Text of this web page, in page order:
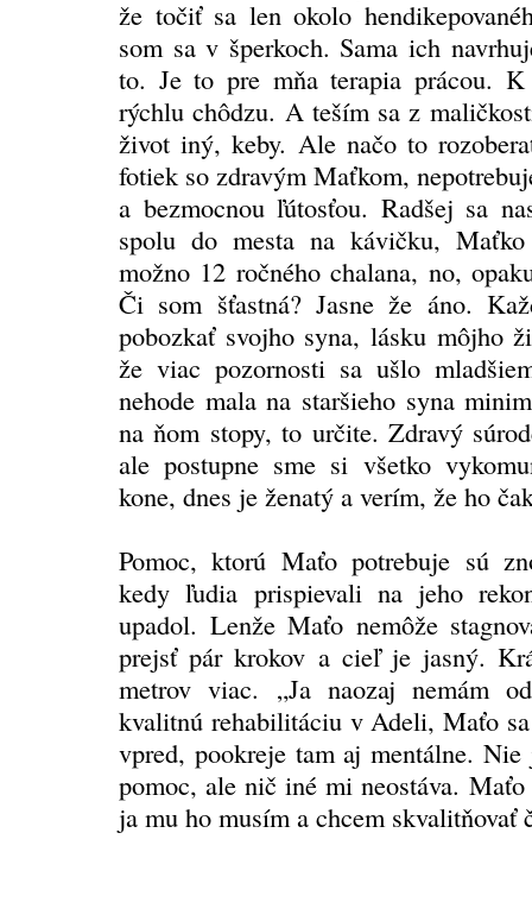
že točiť sa len okolo
som sa v šperkoch. Sama ich
to. Je to pre mňa terapia prácou.
rýchlu chôdzu. A teším sa z
život iný, keby. Ale načo to
fotiek so zdravým Maťkom,
a bezmocnou ľútosťou. Radšej sa
spolu do mesta na kávičku,
možno 12 ročného chalana, no,
Či som šťastná? Jasne že áno.
pobozkať svojho syna, lásku môjho
že viac pozornosti sa ušlo
nehode mala na staršieho syna
na ňom stopy, to určite. Zdravý
ale postupne sme si všetko
kone, dnes je ženatý a verím, že ho
Pomoc, ktorú Maťo potrebuje sú
kedy ľudia prispievali na jeho
upadol. Lenže Maťo nemôže
prejsť pár krokov a cieľ je jasný.
metrov viac. „Ja naozaj nemám
kvalitnú rehabilitáciu v Adeli, Maťo
vpred, pookreje tam aj mentálne.
pomoc, ale nič iné mi neostáva.
ja mu ho musím a chcem skvalitňovať